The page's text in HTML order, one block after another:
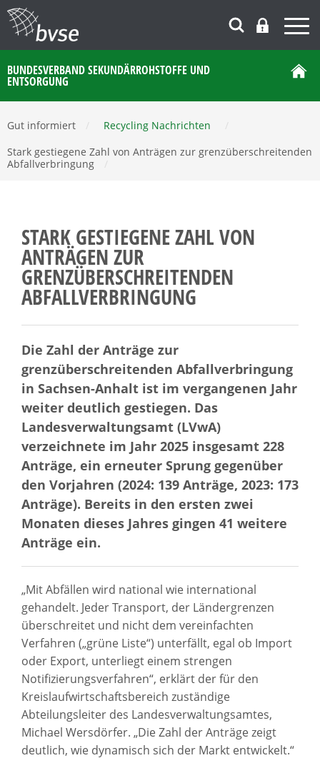
BUNDESVERBAND SEKUNDÄRROHSTOFFE UND
ENTSORGUNG
Gut informiert Recycling Nachrichten
Stark gestiegene Zahl von Anträgen zur grenzüberschreitenden
Abfallverbringung
STARK GESTIEGENE ZAHL VON
ANTRÄGEN ZUR
GRENZÜBERSCHREITENDEN
ABFALLVERBRINGUNG
Die Zahl der Anträge zur
grenzüberschreitenden Abfallverbringung
in Sachsen-Anhalt ist im vergangenen Jahr
weiter deutlich gestiegen. Das
Landesverwaltungsamt (LVwA)
verzeichnete im Jahr 2025 insgesamt 228
Anträge, ein erneuter Sprung gegenüber
den Vorjahren (2024: 139 Anträge, 2023: 173
Anträge). Bereits in den ersten zwei
Monaten dieses Jahres gingen 41 weitere
Anträge ein.
„Mit Abfällen wird national wie international
gehandelt. Jeder Transport, der Ländergrenzen
überschreitet und nicht dem vereinfachten
Verfahren („grüne Liste“) unterfällt, egal ob Import
oder Export, unterliegt einem strengen
Notifizierungsverfahren“, erklärt der für den
Kreislaufwirtschaftsbereich zuständige
Abteilungsleiter des Landesverwaltungsamtes,
Michael Wersdörfer. „Die Zahl der Anträge zeigt
deutlich, wie dynamisch sich der Markt entwickelt.“